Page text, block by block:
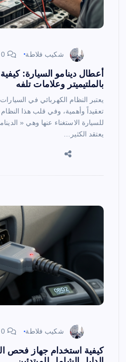
شكيب فلاطة
أعطال دينامو السيارة:
بالملتيميتر وعلامات تلفه
يعتبر النظام الكهربائي في
تعقيداً وأهمية، وفي قلب هذا
يعتقد الكثير…
شكيب فلاطة